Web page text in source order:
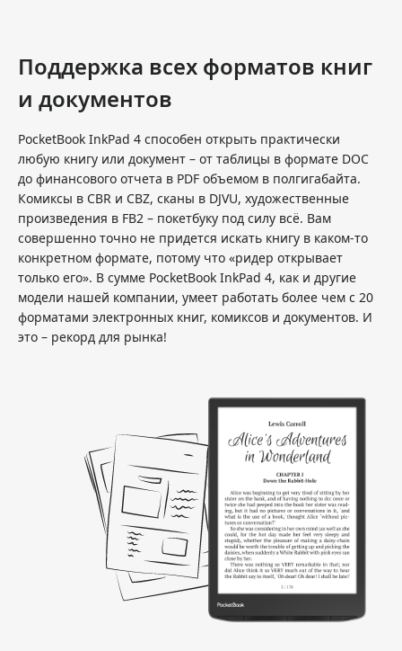
Поддержка всех форматов книг
и документов
PocketBook InkPad 4 способен открыть практически
любую книгу или документ – от таблицы в формате DOC
до финансового отчета в PDF объемом в полгигабайта.
Комиксы в CBR и CBZ, сканы в DJVU, художественные
произведения в FB2 – покетбуку под силу всё. Вам
совершенно точно не придется искать книгу в каком-то
конкретном формате, потому что «ридер открывает
только его». В сумме PocketBook InkPad 4, как и другие
модели нашей компании, умеет работать более чем с 20
форматами электронных книг, комиксов и документов. И
это – рекорд для рынка!